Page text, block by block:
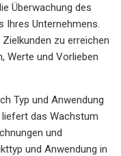
Überwachung des
Ihres Unternehmens.
zu erreichen
Werte und Vorlieben
Typ und Anwendung
das Wachstum
und
und Anwendung in